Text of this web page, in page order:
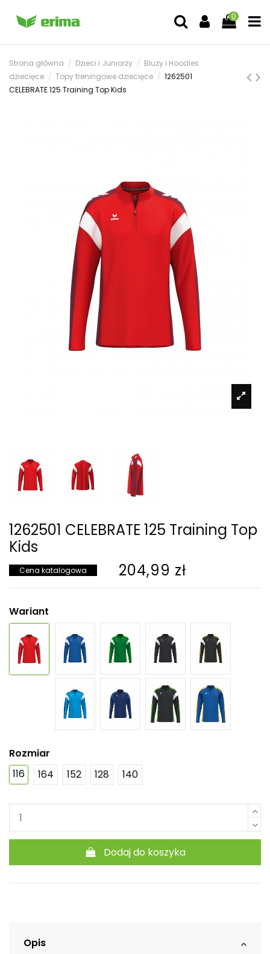
0
Strona główna Dzieci i Juniorzy
Bluzy i Hoodies
dziecięce
Topy treningowe dziecięce
1262501
CELEBRATE 125 Training Top Kids
1262501 CELEBRATE 125 Training Top
Kids
Cena katalogowa 204,99 zł
Wariant
Rozmiar
116
164 152 128 140
Dodaj do koszyka
Opis